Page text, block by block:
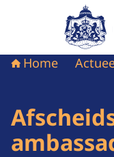
Naar de
Home